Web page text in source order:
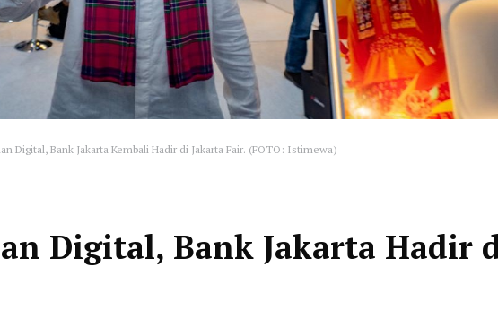
Digital, Bank Jakarta Kembali Hadir di Jakarta Fair. (FOTO: Istimewa)
Digital, Bank Jakarta Hadir